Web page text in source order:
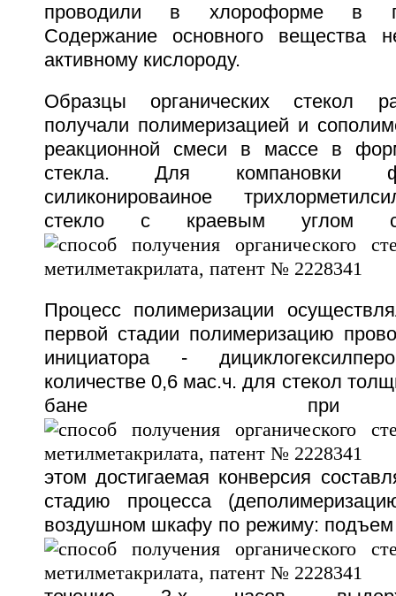
проводили в хлороформе в
Содержание основного вещества
активному кислороду.
Образцы органических стекол
получали полимеризацией и
реакционной смеси в массе в
стекла. Для компановки
силиконироваиное
стекло с краевым углом
Процесс полимеризации
первой стадии полимеризацию
инициатора -
количестве 0,6 мас.ч. для стекол
бане
этом достигаемая конверсия
стадию процесса
воздушном шкафу по режиму: подъем